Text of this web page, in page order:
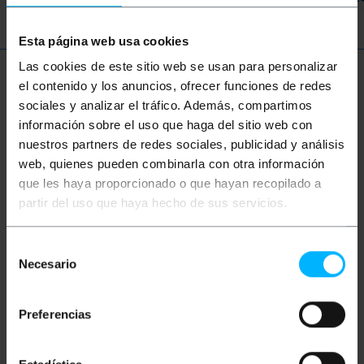
Esta página web usa cookies
Las cookies de este sitio web se usan para personalizar
el contenido y los anuncios, ofrecer funciones de redes
sociales y analizar el tráfico. Además, compartimos
información sobre el uso que haga del sitio web con
nuestros partners de redes sociales, publicidad y análisis
web, quienes pueden combinarla con otra información
que les haya proporcionado o que hayan recopilado a
partir del uso que haya hecho de sus servicios.
Necesario
Preferencias
Więcej informacji
Opis
Wielomodowy kabel światłowodowy dupleks (MM),
który spełnia standard OM5 (ANSI / TIA 492AAE).
Kable OM5 wykorzystują zoptymalizowane włókno
na prędkość do 100 Gigabit w odległości do 100 m.
Posiada podwójne złącze LC / UPC na jednym
końcu i podwójne złącze LC / UPC na drugim końcu.
LSZH (Low Smoke Halogen Free). Przekrój rdzenia
centralnego i jego okładzina 50/125 mikronów (µm).
włókno Kevlar i zielona osłona). Długość kabla 20